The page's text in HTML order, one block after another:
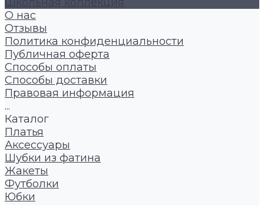
О нас
Отзывы
Политика конфиденциальности
Публичная оферта
Способы оплаты
Способы доставки
Правовая информация
...
Каталог
Платья
Аксессуары
Шубки из фатина
Жакеты
Футболки
Юбки